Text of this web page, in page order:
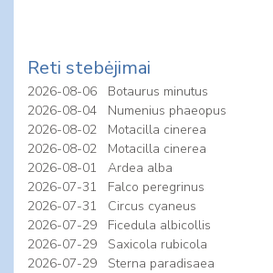
Reti stebėjimai
2026-08-06
Botaurus minutus
2026-08-04
Numenius phaeopus
2026-08-02
Motacilla cinerea
2026-08-02
Motacilla cinerea
2026-08-01
Ardea alba
2026-07-31
Falco peregrinus
2026-07-31
Circus cyaneus
2026-07-29
Ficedula albicollis
2026-07-29
Saxicola rubicola
2026-07-29
Sterna paradisaea